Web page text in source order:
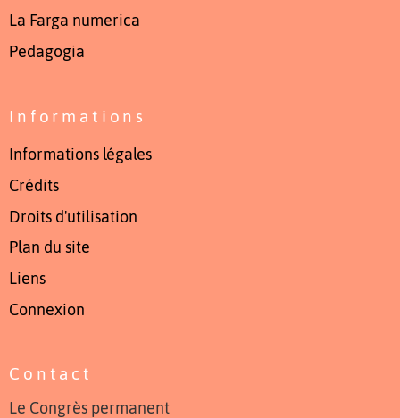
La Farga numerica
Pedagogia
Informations
Informations légales
Crédits
Droits d'utilisation
Plan du site
Liens
Connexion
Contact
Le Congrès permanent